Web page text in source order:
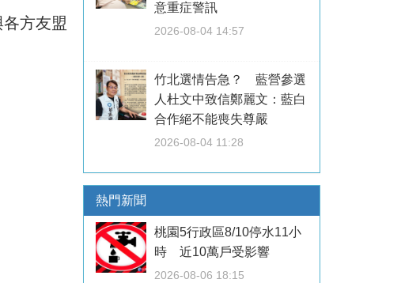
方友盟
意重症警訊
2026-08-04 14:57
竹北選情告急？ 藍營參選
人杜文中致信鄭麗文：藍白
合作絕不能喪失尊嚴
2026-08-04 11:28
熱門新聞
桃園5行政區8/10停水11小
時 近10萬戶受影響
2026-08-06 18:15